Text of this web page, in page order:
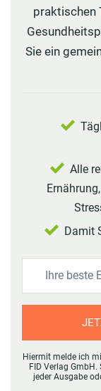
praktischen
Sie ein
Alle
Damit
Hiermit melde ich
FID Verlag
jeder Ausgabe